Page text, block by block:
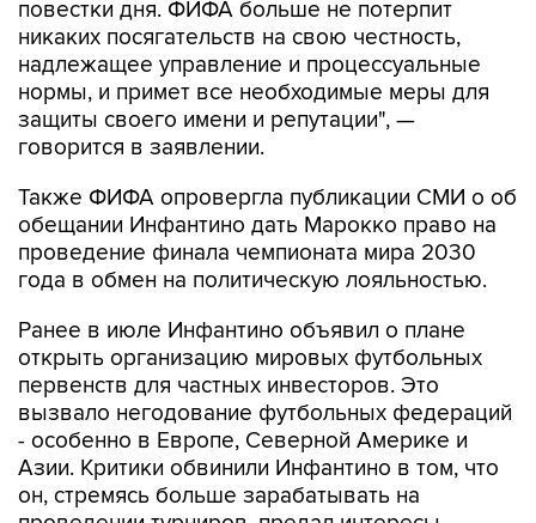
повестки дня. ФИФА больше не потерпит
никаких посягательств на свою честность,
надлежащее управление и процессуальные
нормы, и примет все необходимые меры для
защиты своего имени и репутации", —
говорится в заявлении.
Также ФИФА опровергла публикации СМИ о об
обещании Инфантино дать Марокко право на
проведение финала чемпионата мира 2030
года в обмен на политическую лояльностью.
Ранее в июле Инфантино объявил о плане
открыть организацию мировых футбольных
первенств для частных инвесторов. Это
вызвало негодование футбольных федераций
- особенно в Европе, Северной Америке и
Азии. Критики обвинили Инфантино в том, что
он, стремясь больше зарабатывать на